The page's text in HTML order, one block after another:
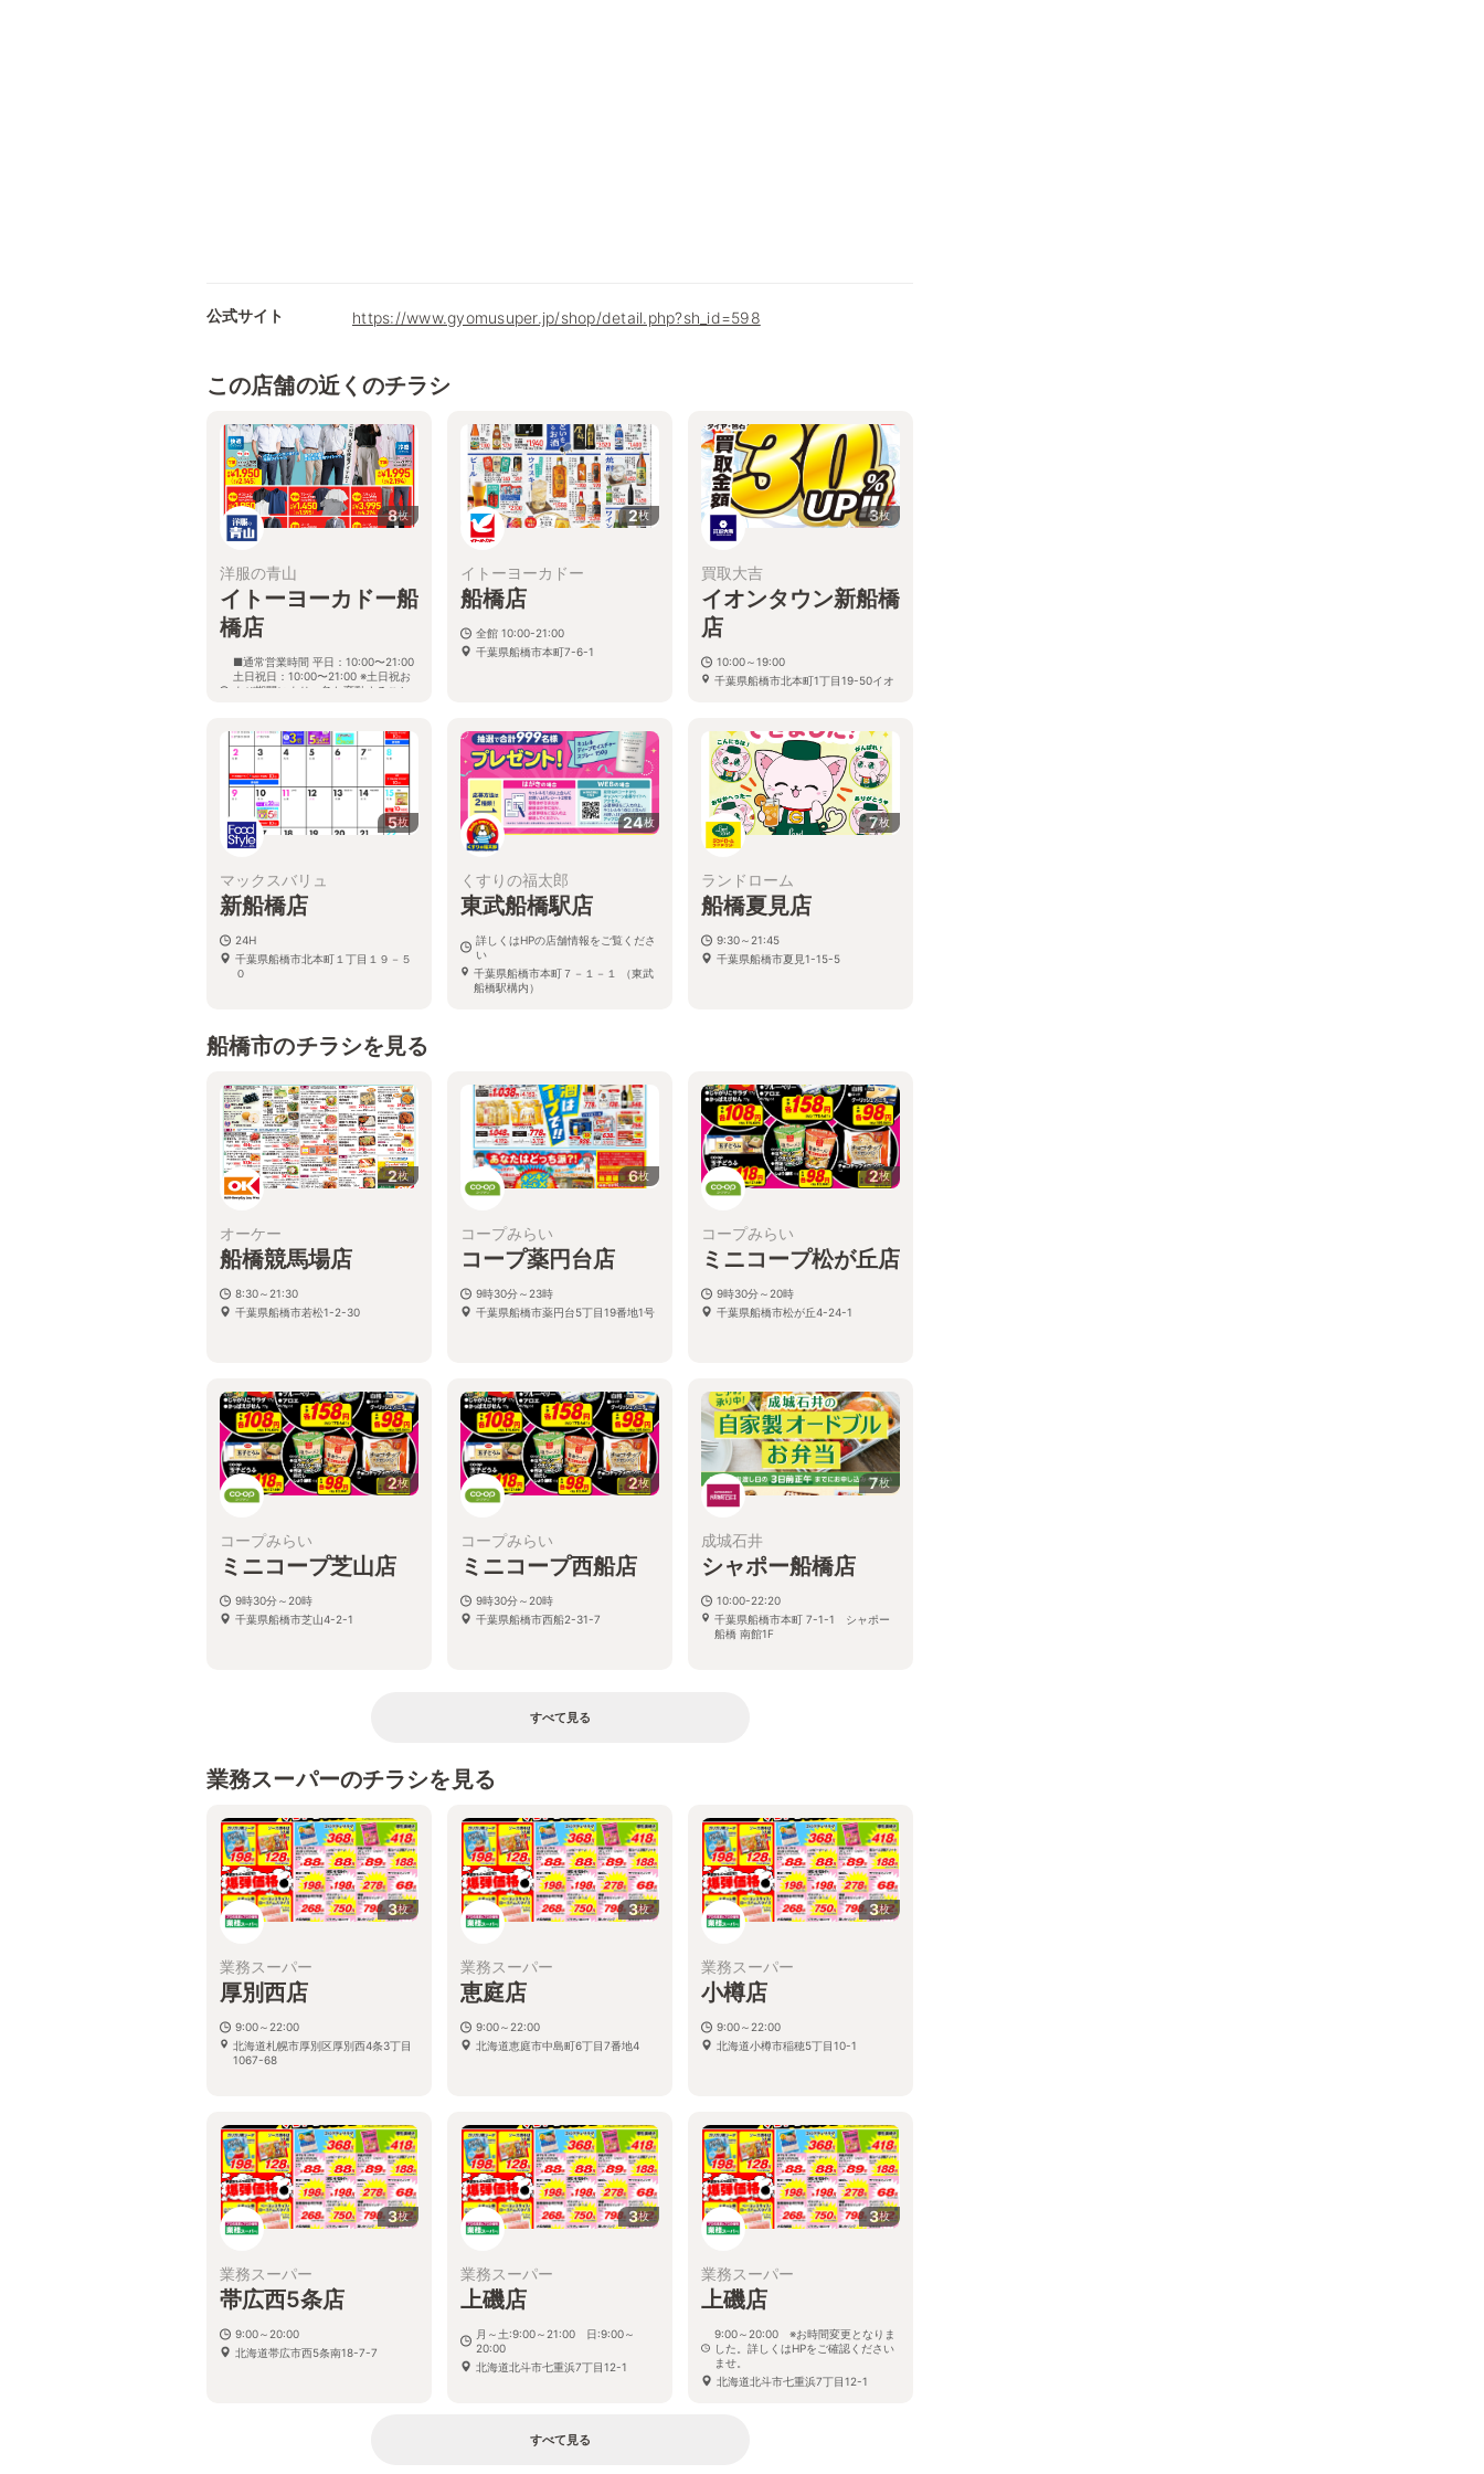
公式サイト https://www.gyomusuper.jp/shop/detail.php?sh_id=598
この店舗の近くのチラシ
8枚
洋服の青山
イトーヨーカドー船
橋店
■通常営業時間 平日：10:00〜21:00
土日祝日：10:00〜21:00 ※土日祝お
よび期間により、急な変動すること
千葉県船橋市本町七丁目6番1号 イ
トーヨーカドー船橋店 西館３階
2枚
イトーヨーカドー
船橋店
全館 10:00-21:00
千葉県船橋市本町7-6-1
3枚
買取大吉
イオンタウン新船橋
店
10:00～19:00
千葉県船橋市北本町1丁目19-50イオ
5枚
マックスバリュ
新船橋店
24H
千葉県船橋市北本町１丁目１９－５
０
24枚
くすりの福太郎
東武船橋駅店
詳しくはHPの店舗情報をご覧くださ
い
千葉県船橋市本町７－１－１ （東武
船橋駅構内）
7枚
ランドローム
船橋夏見店
9:30～21:45
千葉県船橋市夏見1-15-5
船橋市のチラシを見る
2枚
オーケー
船橋競馬場店
8:30～21:30
千葉県船橋市若松1-2-30
6枚
コープみらい
コープ薬円台店
9時30分～23時
千葉県船橋市薬円台5丁目19番地1号
2枚
コープみらい
ミニコープ松が丘店
9時30分～20時
千葉県船橋市松が丘4-24-1
2枚
コープみらい
ミニコープ芝山店
9時30分～20時
千葉県船橋市芝山4-2-1
2枚
コープみらい
ミニコープ西船店
9時30分～20時
千葉県船橋市西船2-31-7
7枚
成城石井
シャポー船橋店
10:00-22:20
千葉県船橋市本町 7-1-1 シャポー
船橋 南館1F
すべて見る
業務スーパーのチラシを見る
3枚
業務スーパー
厚別西店
9:00～22:00
北海道札幌市厚別区厚別西4条3丁目
1067-68
3枚
業務スーパー
恵庭店
9:00～22:00
北海道恵庭市中島町6丁目7番地4
3枚
業務スーパー
小樽店
9:00～22:00
北海道小樽市稲穂5丁目10-1
3枚
業務スーパー
帯広西5条店
9:00～20:00
北海道帯広市西5条南18-7-7
3枚
業務スーパー
上磯店
月～土:9:00～21:00 日:9:00～
20:00
北海道北斗市七重浜7丁目12-1
3枚
業務スーパー
上磯店
9:00～20:00 ※お時間変更となりま
した。詳しくはHPをご確認ください
ませ。
北海道北斗市七重浜7丁目12-1
すべて見る